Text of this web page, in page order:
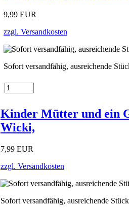
9,99 EUR
zzgl. Versandkosten
Sofort versandfähig, ausreichende
Kinder Mütter und ein
Wicki,
7,99 EUR
zzgl. Versandkosten
Sofort versandfähig, ausreichende